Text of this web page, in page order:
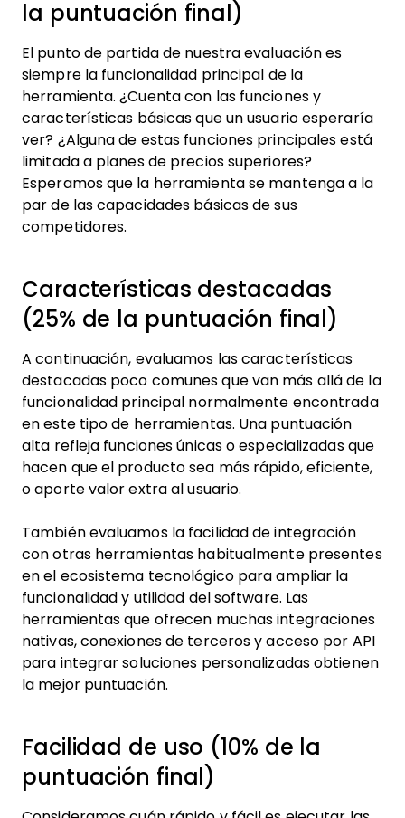
la puntuación final)
El punto de partida de nuestra evaluación es
siempre la funcionalidad principal de la
herramienta. ¿Cuenta con las funciones y
características básicas que un usuario esperaría
ver? ¿Alguna de estas funciones principales está
limitada a planes de precios superiores?
Esperamos que la herramienta se mantenga a la
par de las capacidades básicas de sus
competidores.
Características destacadas
(25% de la puntuación final)
A continuación, evaluamos las características
destacadas poco comunes que van más allá de la
funcionalidad principal normalmente encontrada
en este tipo de herramientas. Una puntuación
alta refleja funciones únicas o especializadas que
hacen que el producto sea más rápido, eficiente,
o aporte valor extra al usuario.
También evaluamos la facilidad de integración
con otras herramientas habitualmente presentes
en el ecosistema tecnológico para ampliar la
funcionalidad y utilidad del software. Las
herramientas que ofrecen muchas integraciones
nativas, conexiones de terceros y acceso por API
para integrar soluciones personalizadas obtienen
la mejor puntuación.
Facilidad de uso (10% de la
puntuación final)